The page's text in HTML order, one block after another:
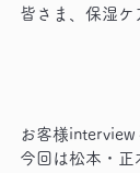
皆さま、保湿ケ
お客様interview
今回は松本・正